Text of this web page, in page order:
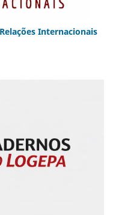
Internacionais